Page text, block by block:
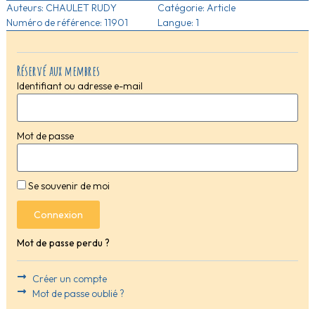
Réservé aux membres
Identifiant ou adresse e-mail
Mot de passe
Se souvenir de moi
Connexion
Mot de passe perdu ?
Créer un compte
Mot de passe oublié ?
Auteurs: CHAULET RUDY
Numéro de référence: 11901
Catégorie: Article
Langue: 1